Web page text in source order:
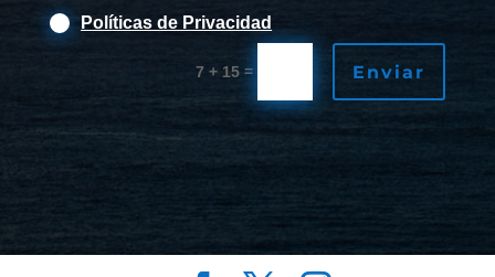
Políticas de Privacidad
7 + 15 = Enviar